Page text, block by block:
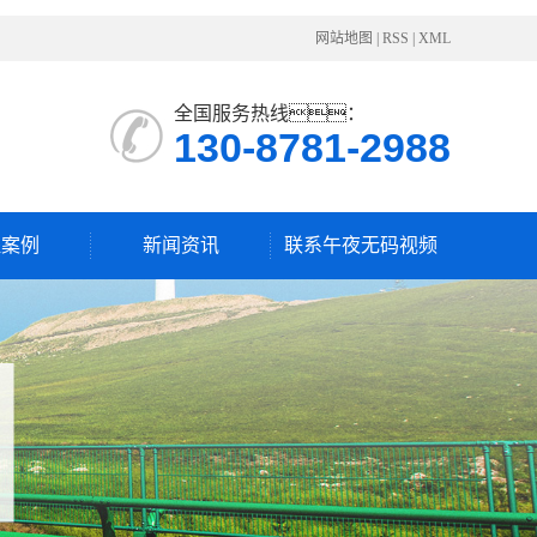
网站地图 RSS XML
全国服务热线：
130-8781-2988
例 新闻资讯 联系午夜无码视频